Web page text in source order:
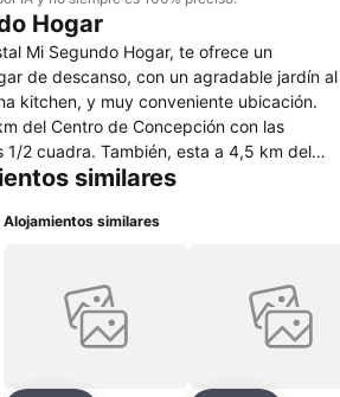
Hogar
Mi Segundo Hogar, te ofrece un
de descanso, con un agradable jardín al
kitchen, y muy conveniente ubicación.
del Centro de Concepción con las
1/2 cuadra. También, esta a 4,5 km del
a 2km del Mall del Centro, a 4,2km del
429, CONCEPCIÓN, entre las calles
Wifi, Bañeras de Hidromasajes,
Jardín. Además ofrecemos servicio
y cámaras de vigilancia 24/7 para
similares
Alojamientos similares